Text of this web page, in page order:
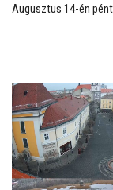
Augusztus 14-én